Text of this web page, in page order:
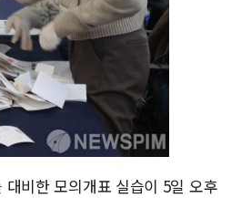
비한 모의개표 실습이 5일 오후